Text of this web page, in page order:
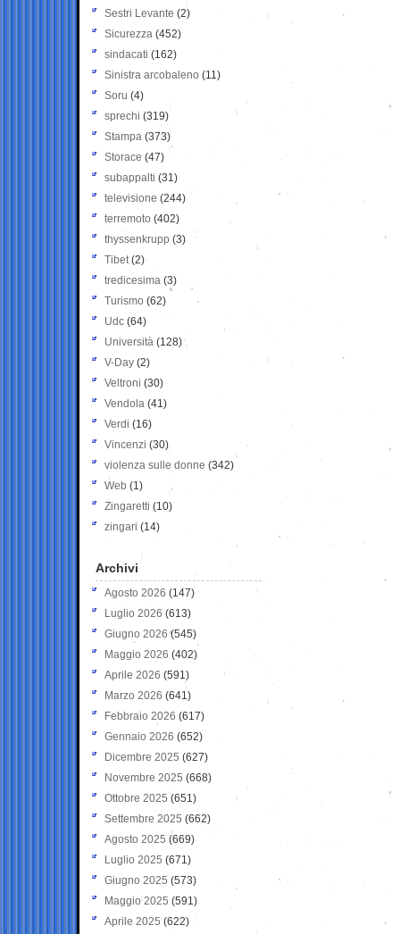
Sestri Levante (2)
Sicurezza (452)
sindacati (162)
Sinistra arcobaleno (11)
Soru (4)
sprechi (319)
Stampa (373)
Storace (47)
subappalti (31)
televisione(244)
terremoto (402)
thyssenkrupp (3)
Tibet(2)
tredicesima (3)
Turismo (62)
Udc (64)
Università (128)
V-Day (2)
Veltroni (30)
Vendola (41)
Verdi (16)
Vincenzi (30)
violenza sulle donne (342)
Web (1)
Zingaretti (10)
zingari (14)
Archivi
Agosto 2026 (147)
Luglio 2026 (613)
Giugno 2026 (545)
Maggio 2026 (402)
Aprile 2026 (591)
Marzo 2026 (641)
Febbraio 2026 (617)
Gennaio 2026 (652)
Dicembre 2025 (627)
Novembre 2025 (668)
Ottobre 2025 (651)
Settembre 2025 (662)
Agosto 2025 (669)
Luglio 2025 (671)
Giugno 2025 (573)
Maggio 2025 (591)
Aprile 2025 (622)